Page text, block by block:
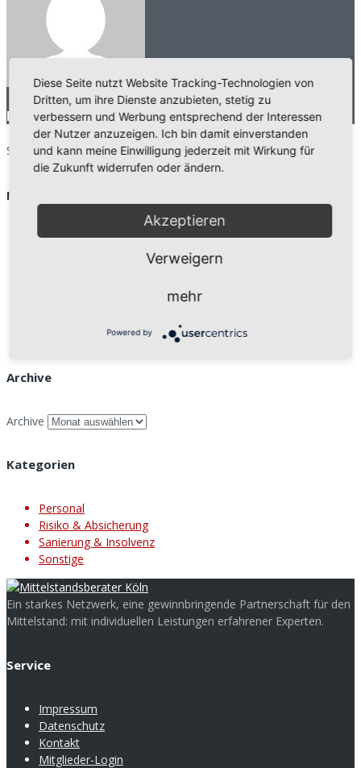
Beitrag vonWebBgl
Search for: search
Neueste Beiträge
Neuer Internetauftritt der Mittelstandsberater Köln
16 Mai
Archive
Archive
Kategorien
Personal
Risiko & Absicherung
Sanierung & Insolvenz
Sonstige
Ein starkes Netzwerk, eine gewinnbringende Partnerschaft für den
Mittelstand: mit individuellen Leistungen erfahrener Experten.
Service
Impressum
Datenschutz
Kontakt
Mitglieder-Login
Diese Seite nutzt Website Tracking-Technologien von
Dritten, um ihre Dienste anzubieten, stetig zu
verbessern und Werbung entsprechend der Interessen
der Nutzer anzuzeigen. Ich bin damit einverstanden
und kann meine Einwilligung jederzeit mit Wirkung für
die Zukunft widerrufen oder ändern.
Akzeptieren
Verweigern
mehr
Powered by